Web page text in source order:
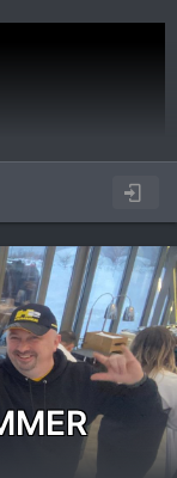
[ATTACH...
удалось
музея,
полевой
одноклубниками!